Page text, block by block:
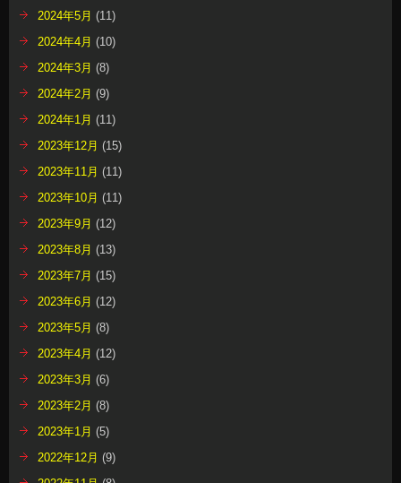
2024年5月 (11)
2024年4月 (10)
2024年3月 (8)
2024年2月 (9)
2024年1月 (11)
2023年12月 (15)
2023年11月 (11)
2023年10月 (11)
2023年9月 (12)
2023年8月 (13)
2023年7月 (15)
2023年6月 (12)
2023年5月 (8)
2023年4月 (12)
2023年3月 (6)
2023年2月 (8)
2023年1月 (5)
2022年12月 (9)